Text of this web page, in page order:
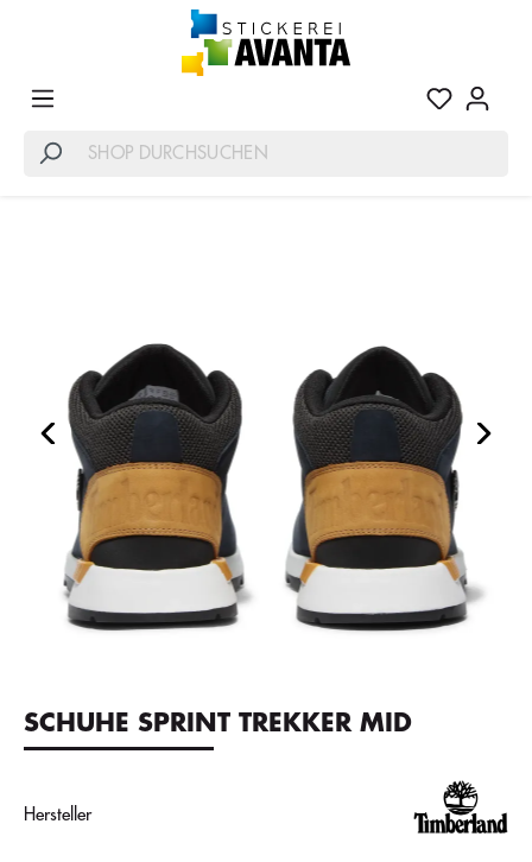
SCHUHE SPRINT TREKKER MID
Hersteller